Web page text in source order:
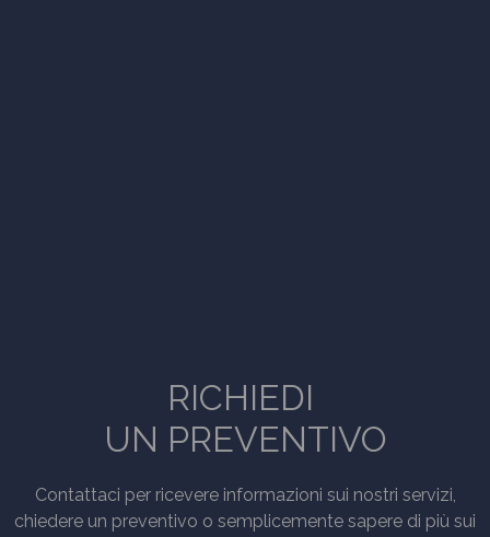
RICHIEDI
UN PREVENTIVO
Contattaci per ricevere informazioni sui nostri servizi,
chiedere un preventivo o semplicemente sapere di più sui